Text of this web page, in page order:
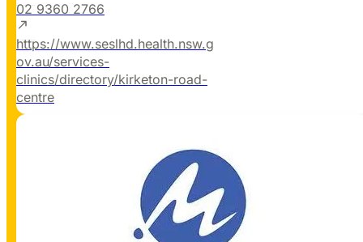
02 9360 2766
https://www.seslhd.health.nsw.g
ov.au/services-
clinics/directory/kirketon-road-
centre